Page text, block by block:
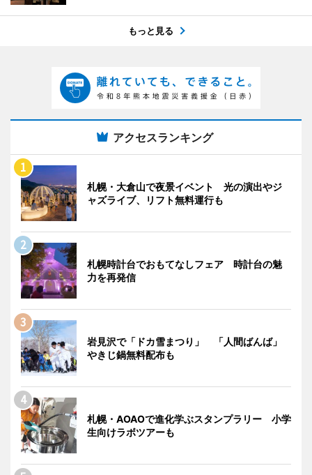
もっと見る
アクセスランキング
札幌・大倉山で夜景イベント 光の演出やジ
ャズライブ、リフト無料運行も
札幌時計台でおもてなしフェア 時計台の魅
力を再発信
岩見沢で「ドカ雪まつり」 「人間ばんば」
やきじ鍋無料配布も
札幌・AOAOで進化学ぶスタンプラリー 小学
生向けラボツアーも